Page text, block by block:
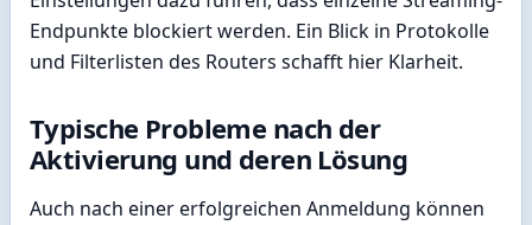
Endpunkte blockiert werden. Ein Blick in Protokolle
und Filterlisten des Routers schafft hier Klarheit.
Typische Probleme nach der
Aktivierung und deren Lösung
Auch nach einer erfolgreichen Anmeldung können